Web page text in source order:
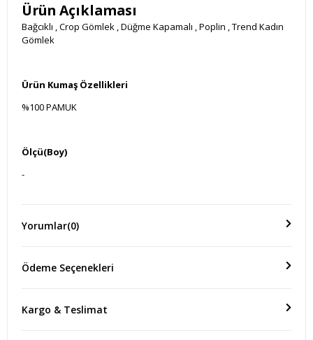
Ürün Açıklaması
Bağcıklı , Crop Gömlek , Düğme Kapamalı , Poplin , Trend Kadın
Gömlek
Ürün Kumaş Özellikleri
%100 PAMUK
Ölçü(Boy)
-
Yorumlar(0)
Ödeme Seçenekleri
Kargo & Teslimat